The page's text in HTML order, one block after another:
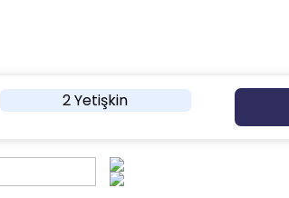
2 Yetişkin